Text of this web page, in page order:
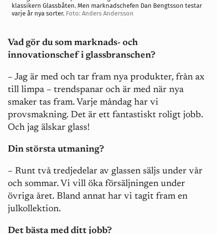
klassikern Glassbåten. Men marknadschefen Dan Bengtsson testar
varje år nya sorter. Foto: Anders Andersson
Vad gör du som marknads- och
innovationschef i glassbranschen?
– Jag är med och tar fram nya produkter, från ax
till limpa – trendspanar och är med när nya
smaker tas fram. Varje måndag har vi
provsmakning. Det är ett fantastiskt roligt jobb.
Och jag älskar glass!
Din största utmaning?
– Runt två tredjedelar av glassen säljs under vår
och sommar. Vi vill öka försäljningen under
övriga året. Bland annat har vi tagit fram en
julkollektion.
Det bästa med ditt jobb?